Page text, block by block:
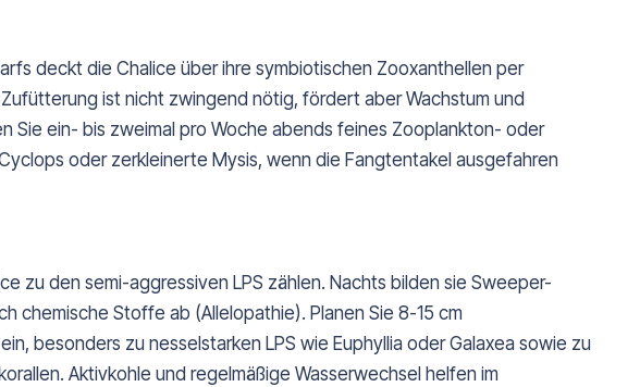
deckt die Chalice über ihre symbiotischen Zooxanthellen per
ist nicht zwingend nötig, fördert aber Wachstum und
Sie ein- bis zweimal pro Woche abends feines Zooplankton- oder
oder zerkleinerte Mysis, wenn die Fangtentakel ausgefahren
zu den semi-aggressiven LPS zählen. Nachts bilden sie Sweeper-
chemische Stoffe ab (Allelopathie). Planen Sie 8-15 cm
besonders zu nesselstarken LPS wie Euphyllia oder Galaxea sowie zu
Aktivkohle und regelmäßige Wasserwechsel helfen im